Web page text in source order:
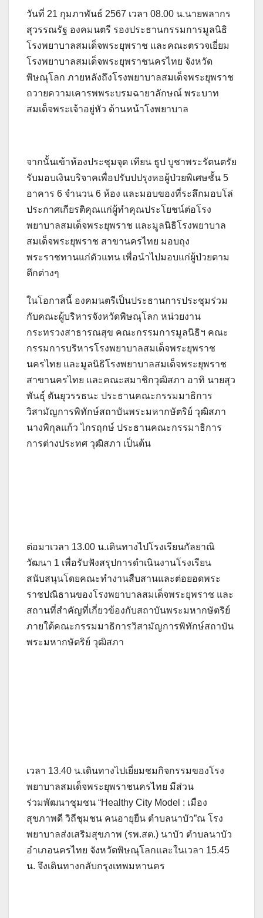
วันที่ 21 กุมภาพันธ์ 2567 เวลา 08.00 น.นายพลากร
สุวรรณรัฐ องคมนตรี รองประธานกรรมการมูลนิธิ
โรงพยาบาลสมเด็จพระยุพราช และคณะตรวจเยี่ยม
โรงพยาบาลสมเด็จพระยุพราชนครไทย จังหวัด
พิษณุโลก ภายหลังถึงโรงพยาบาลสมเด็จพระยุพราช
ถวายความเคารพพระบรมฉายาลักษณ์ พระบาท
สมเด็จพระเจ้าอยู่หัว ด้านหน้าโงพยาบาล
จากนั้นเข้าห้องประชุมจุด เทียน ธูป บูชาพระรัตนตรัย
รับมอบเงินบริจาคเพื่อปรับปปรุงหอผู้ป่วยพิเศษชั้น 5
อาคาร 6 จำนวน 6 ห้อง และมอบของที่ระลึกมอบโล่
ประกาศเกียรติคุณแก่ผู้ทำคุณประโยชน์ต่อโรง
พยาบาลสมเด็จพระยุพราช และมูลนิธิโรงพยาบาล
สมเด็จพระยุพราช สาขานครไทย มอบถุง
พระราชทานแก่ตัวแทน เพื่อนำไปมอบแก่ผู้ป่วยตาม
ตึกต่างๆ
ในโอกาสนี้ องคมนตรีเป็นประธานการประชุมร่วม
กับคณะผู้บริหารจังหวัดพิษณุโลก หน่วยงาน
กระทรวงสาธารณสุข คณะกรรมการมูลนิธิฯ คณะ
กรรมการบริหารโรงพยาบาลสมเด็จพระยุพราช
นครไทย และมูลนิธิโรงพยาบาลสมเด็จพระยุพราช
สาขานครไทย และคณะสมาชิกวุฒิสภา อาทิ นายสุว
พันธ์ุ์ ตันยุวรรธนะ ประธานคณะกรรมมาธิการ
วิสามัญการพิทักษ์สถาบันพระมหากษัตริย์ วุฒิสภา
นางพิกุลแก้ว ไกรฤกษ์ ประธานคณะกรรมาธิการ
การต่างประทศ วุฒิสภา เป็นต้น
ต่อมาเวลา 13.00 น.เดินทางไปโรงเรียนกัลยาณิ
วัฒนา 1 เพื่อรับฟังสรุปการดำเนินงานโรงเรียน
สนับสนุนโดยคณะทำงานสืบสานและต่อยอดพระ
ราชปณิธานของโรงพยาบาลสมเด็จพระยุพราช และ
สถานที่สำคัญที่เกี่ยวข้องกับสถาบันพระมหากษัตริย์
ภายใต้คณะกรรมมาธิการวิสามัญการพิทักษ์สถาบัน
พระมหากษัตริย์ วุฒิสภา
เวลา 13.40 น.เดินทางไปเยี่ยมชมกิจกรรมของโรง
พยาบาลสมเด็จพระยุพราชนครไทย มีส่วน
ร่วมพัฒนาชุมชน “Healthy City Model : เมือง
สุขภาพดี วิถีชุมชน คนอายุยืน ตำบลนาบัว”ณ โรง
พยาบาลส่งเสริมสุขภาพ (รพ.สต.) นาบัว ตำบลนาบัว
อำเภอนครไทย จังหวัดพิษณุโลกและในเวลา 15.45
น. จึงเดินทางกลับกรุงเทพมหานคร